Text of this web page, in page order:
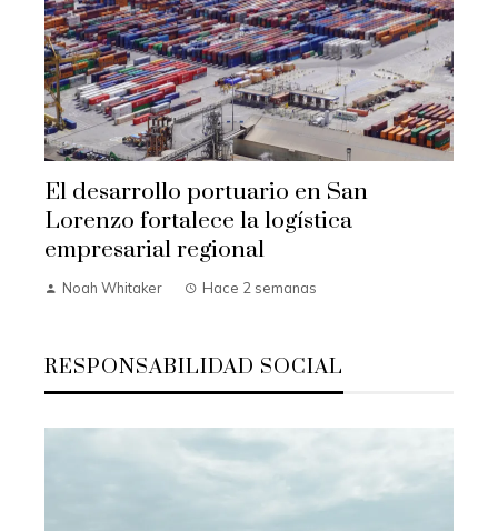
El desarrollo portuario en San
Lorenzo fortalece la logística
empresarial regional
Noah Whitaker Hace 2 semanas
RESPONSABILIDAD SOCIAL